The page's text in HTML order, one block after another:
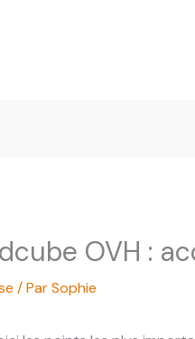
OVH :
/ ParSophie